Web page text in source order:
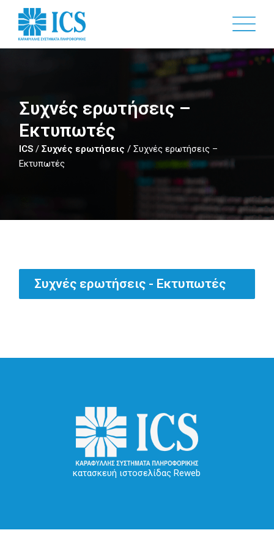
Skip
main
Συχνές ερωτήσεις –
Εκτυπωτές
ICS /Συχνές ερωτήσεις /Συχνές ερωτήσεις –
Εκτυπωτές
Συχνές ερωτήσεις - Εκτυπωτές
κατασκευή ιστοσελίδας Reweb